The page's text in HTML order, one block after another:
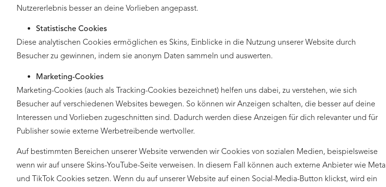
Nutzererlebnis besser an deine Vorlieben angepasst.
Statistische Cookies
Diese analytischen Cookies ermöglichen es Skins, Einblicke in die Nutzung unserer Website durch
Besucher zu gewinnen, indem sie anonym Daten sammeln und auswerten.
Marketing-Cookies
Marketing-Cookies (auch als Tracking-Cookies bezeichnet) helfen uns dabei, zu verstehen, wie sich
Besucher auf verschiedenen Websites bewegen. So können wir Anzeigen schalten, die besser auf deine
Interessen und Vorlieben zugeschnitten sind. Dadurch werden diese Anzeigen für dich relevanter und für
Publisher sowie externe Werbetreibende wertvoller.
Auf bestimmten Bereichen unserer Website verwenden wir Cookies von sozialen Medien, beispielsweise
wenn wir auf unsere Skins-YouTube-Seite verweisen. In diesem Fall können auch externe Anbieter wie Meta
und TikTok Cookies setzen. Wenn du auf unserer Website auf einen Social-Media-Button klickst, wird ein